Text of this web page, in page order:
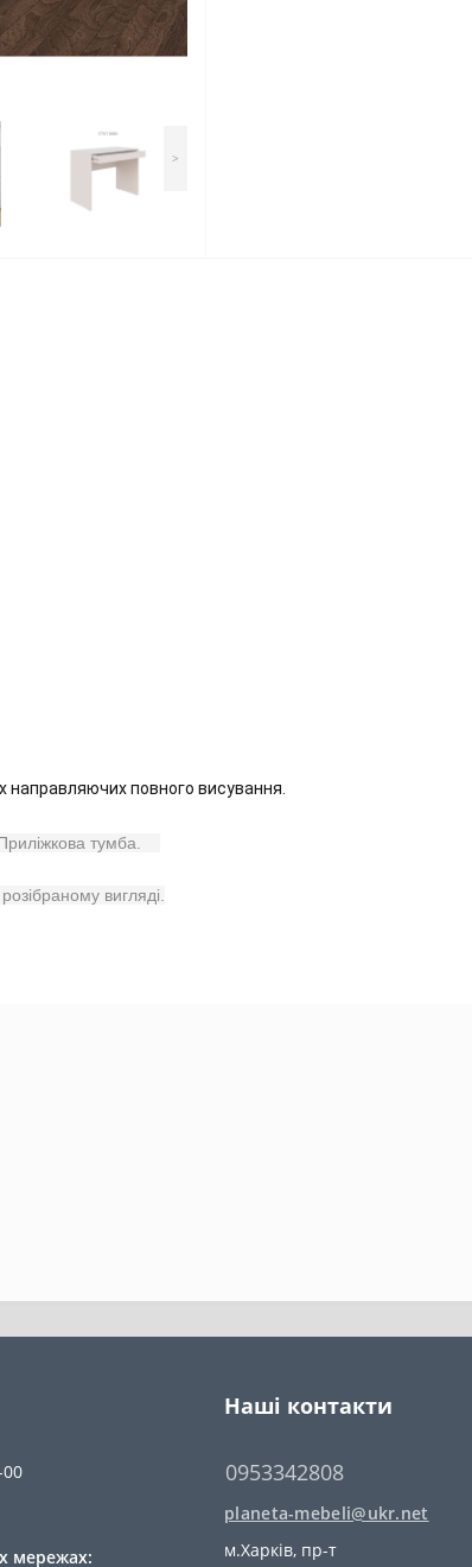
>
повного висування.
тумба.
вигляді.
мережах:
Наші контакти
0953342808
planeta-mebeli@ukr.net
м.Харків, пр-т